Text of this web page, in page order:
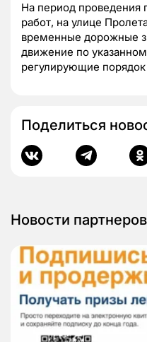
На период
работ, на улице
временные дорожные
движение по
регулирующие порядок
Поделиться
Новости партнеров